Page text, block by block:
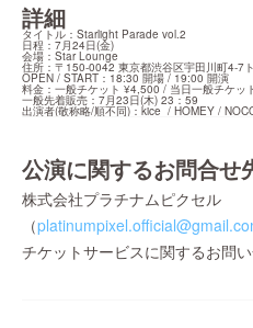
詳細
タイトル：Starlight Parade vol.2
日程：7月24日(金)
会場：Star Lounge
住所：〒150-0042 東京都渋谷区宇田川町4-7
OPEN / START：18:30 開場 / 19:00 開演
料金：一般チケット ¥4,500 / 当日一般チケッ
一般先着販売：7月23日(木) 23：59
出演者(敬称略/順不同)：kice  / HOMEY /
公演に関するお問合せ
株式会社プラチナムピクセル
（
チケットサービスに関するお問